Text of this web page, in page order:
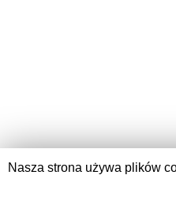
Nasza strona używa plików